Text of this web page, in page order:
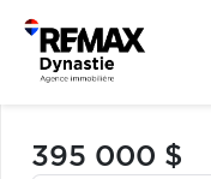
395 000 $